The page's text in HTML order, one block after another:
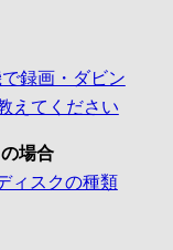
録画・ダビン
えてください
場合
ィスクの種類